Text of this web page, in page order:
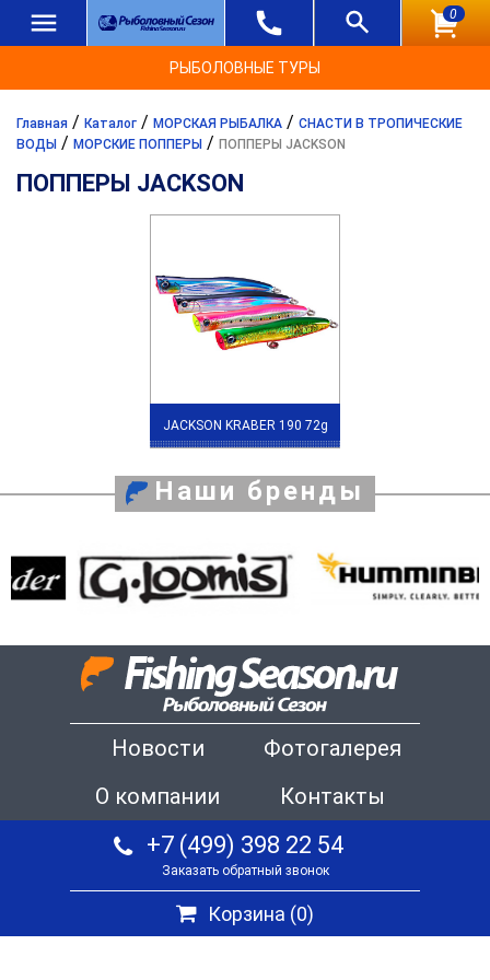
0
РЫБОЛОВНЫЕ ТУРЫ
Главная / Каталог / МОРСКАЯ РЫБАЛКА / СНАСТИ В ТРОПИЧЕСКИЕ
ВОДЫ / МОРСКИЕ ПОППЕРЫ / ПОППЕРЫ JACKSON
ПОППЕРЫ JACKSON
JACKSON KRABER 190 72g
Наши бренды
Новости
Фотогалерея
О компании
Контакты
+7 (499) 398 22 54
Заказать обратный звонок
Корзина (0)